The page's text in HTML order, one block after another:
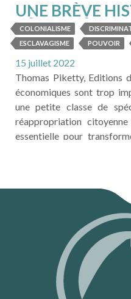
UNE BRÈVE
L’ÉGALITÉ
COLONIALISME
ESCLAVAGISME
POUVOIR
15 juillet 2022
Thomas Piketty, Editions
économiques sont trop
une petite classe de
réappropriation
essentielle pour
C’est la motivation qui a
plusieurs volumineux
LIRE